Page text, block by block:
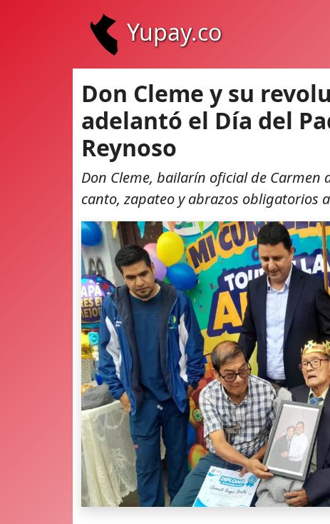
Yupay.co
Don Cleme y su
adelantó el Día del
Reynoso
Don Cleme, bailarín oficial de Carmen
canto, zapateo y abrazos obligatorios